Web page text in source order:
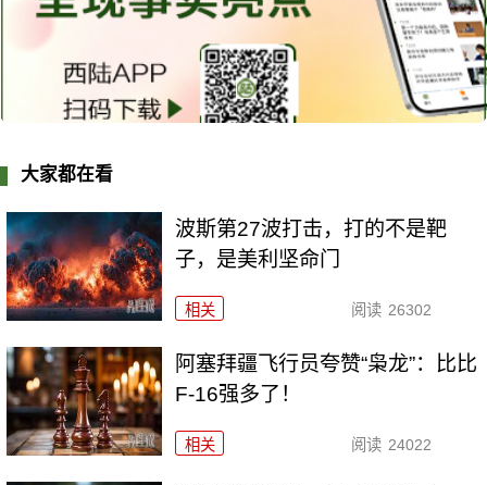
大家都在看
波斯第27波打击，打的不是靶
子，是美利坚命门
相关 阅读 26302
阿塞拜疆飞行员夸赞“枭龙”：比比
F-16强多了！
相关 阅读 24022